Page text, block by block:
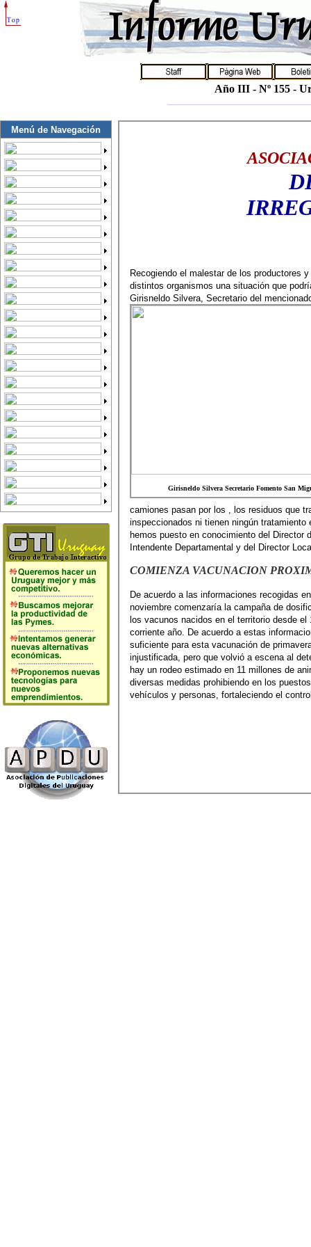
Año III - Nº 155 -
Menú de Navegación
Recogiendo el malestar de los productores
distintos organismos una situación que
Girisneldo Silvera, Secretario del
Girisneldo Silvera Secretario Fomento San
camiones pasan por los , los residuos que
inspeccionados ni tienen ningún
hemos puesto en conocimiento del Director
Intendente Departamental y del Director
COMIENZA VACUNACION
De acuerdo a las informaciones recogidas
noviembre comenzaría la campaña de
los vacunos nacidos en el territorio desde el
corriente año. De acuerdo a estas
suficiente para esta vacunación de
injustificada, pero que volvió a escena al
hay un rodeo estimado en 11 millones de
diversas medidas prohibiendo en los
vehículos y personas, fortaleciendo el